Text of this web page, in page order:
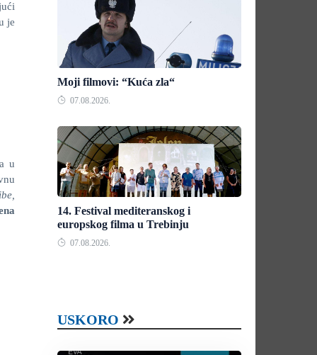
je
u
Moji filmovi: “Kuća zla“
07.08.2026.
14. Festival mediteranskog i
europskog filma u Trebinju
07.08.2026.
USKORO